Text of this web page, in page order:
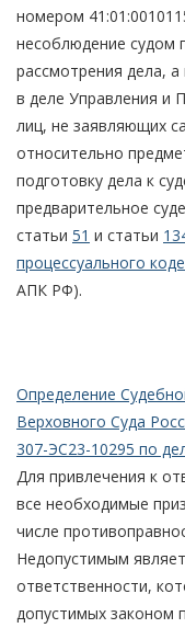
номером
несоблюдение судом
рассмотрения дела,
в деле Управления и
лиц, не заявляющих
относительно
подготовку дела к
предварительное
статьи 51 и статьи
процессуального
АПК РФ).
Определение
Верховного Суда
307-ЭС23-10295 по
Для привлечения к
все необходимые
числе
Недопустимым
ответственности,
допустимых законом